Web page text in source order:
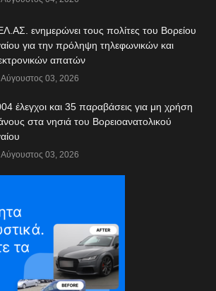
ενημερώνει τους πολίτες του Βορείου
για την πρόληψη τηλεφωνικών και
απατών
Αύγουστος 03, 2026
έλεγχοι και 35 παραβάσεις για μη χρήση
στα νησιά του Βορειοανατολικού
Αύγουστος 03, 2026